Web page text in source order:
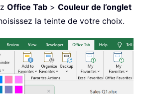
Office Tab > Couleur de l’onglet
la teinte de votre choix.